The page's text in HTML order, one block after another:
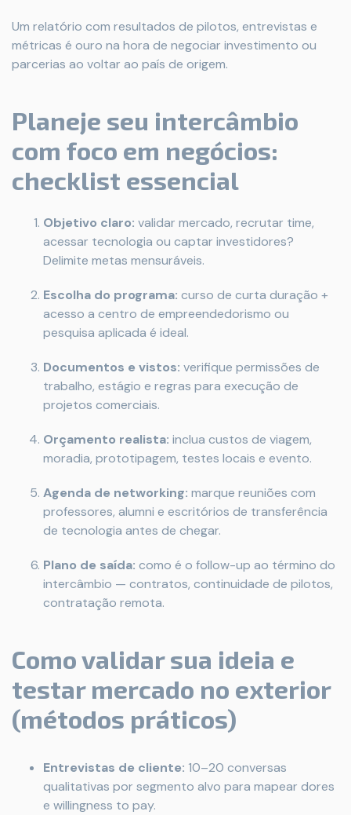
Um relatório com resultados de pilotos, entrevistas e
métricas é ouro na hora de negociar investimento ou
parcerias ao voltar ao país de origem.
Planeje seu intercâmbio
com foco em negócios:
checklist essencial
Objetivo claro: validar mercado, recrutar time,
acessar tecnologia ou captar investidores?
Delimite metas mensuráveis.
Escolha do programa: curso de curta duração +
acesso a centro de empreendedorismo ou
pesquisa aplicada é ideal.
Documentos e vistos: verifique permissões de
trabalho, estágio e regras para execução de
projetos comerciais.
Orçamento realista: inclua custos de viagem,
moradia, prototipagem, testes locais e evento.
Agenda de networking: marque reuniões com
professores, alumni e escritórios de transferência
de tecnologia antes de chegar.
Plano de saída: como é o follow-up ao término do
intercâmbio — contratos, continuidade de pilotos,
contratação remota.
Como validar sua ideia e
testar mercado no exterior
(métodos práticos)
Entrevistas de cliente: 10–20 conversas
qualitativas por segmento alvo para mapear dores
e willingness to pay.